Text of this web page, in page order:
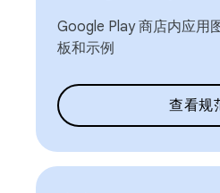
Google Play 商店内应用
板和示例
查看规